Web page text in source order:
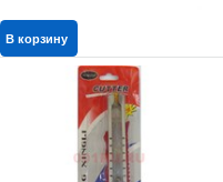
В корзину